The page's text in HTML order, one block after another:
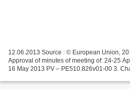
12.06.2013 Source : © European Union,
Approval of minutes of meeting of: 24-25
16 May 2013 PV – PE510.826v01-00 3.